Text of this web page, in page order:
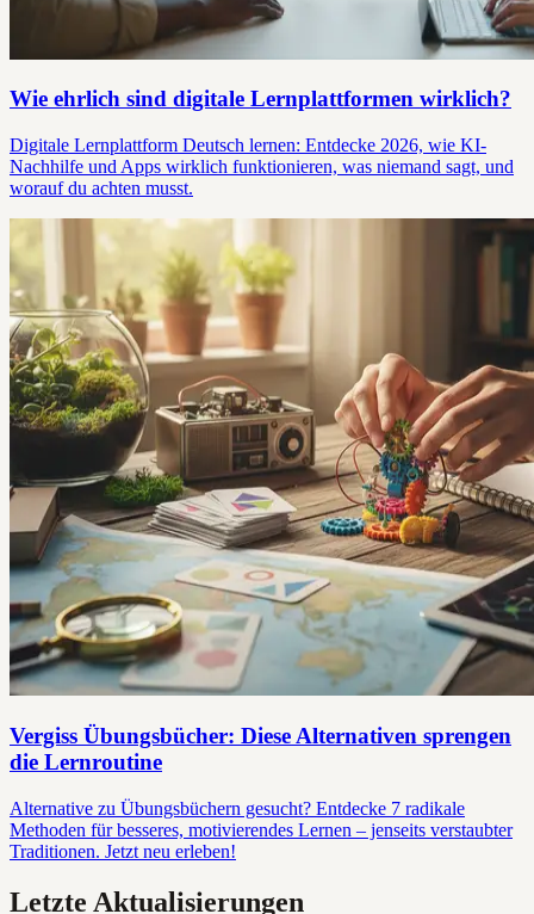
Wie ehrlich sind digitale Lernplattformen wirklich?
Digitale Lernplattform Deutsch lernen: Entdecke 2026, wie KI-
Nachhilfe und Apps wirklich funktionieren, was niemand sagt, und
worauf du achten musst.
Vergiss Übungsbücher: Diese Alternativen sprengen
die Lernroutine
Alternative zu Übungsbüchern gesucht? Entdecke 7 radikale
Methoden für besseres, motivierendes Lernen – jenseits verstaubter
Traditionen. Jetzt neu erleben!
Letzte Aktualisierungen